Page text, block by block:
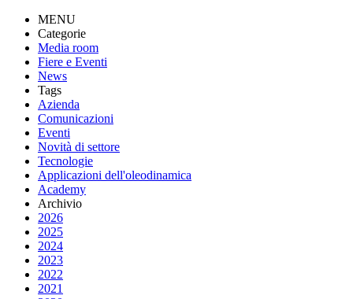
MENU
Categorie
Media room
Fiere e Eventi
News
Tags
Azienda
Comunicazioni
Eventi
Novità di settore
Tecnologie
Applicazioni dell'oleodinamica
Academy
Archivio
2026
2025
2024
2023
2022
2021